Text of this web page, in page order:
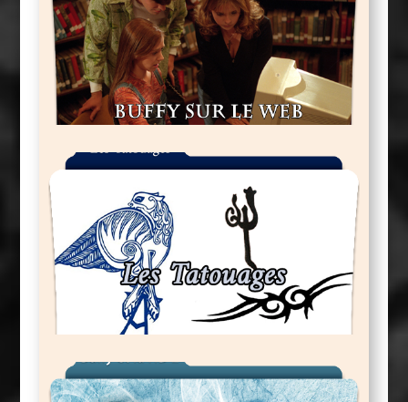
Buffy Sur Le Web
Les Tatouages